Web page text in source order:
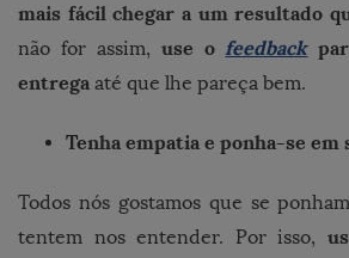
mais fácil chegar a um resultado
não for assim, use o feedback
entrega até que lhe pareça bem.
Tenha empatia e ponha-se em
Todos nós gostamos que se
tentem nos entender. Por isso,